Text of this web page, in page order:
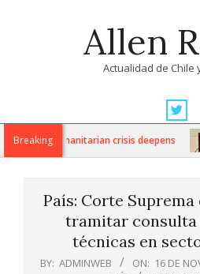
Allen
Actualidad de Chile
Navigation
MenuBreaking
as humanitarian crisis deepens
País: Corte
tramitar consulta
técnicas en
BY: ADMINWEB ON: 16 DE